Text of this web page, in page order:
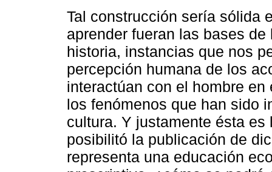
Tal construcción sería sólida
aprender fueran las bases
historia, instancias que nos
percepción humana de los
interactúan con el hombre
los fenómenos que han sido
cultura. Y justamente ésta
posibilitó la publicación de
representa una educación